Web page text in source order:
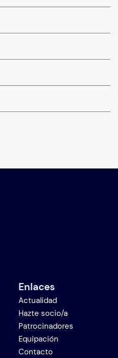
Enlaces
Actualidad
Hazte socio/a
Patrocinadores
Equipación
Contacto